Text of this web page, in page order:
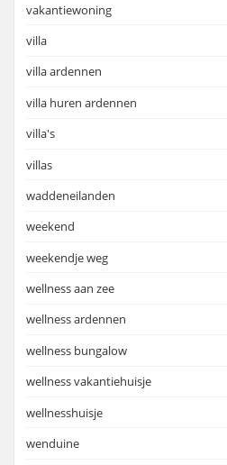
vakantiewoning
villa
villa ardennen
villa huren ardennen
villa's
villas
waddeneilanden
weekend
weekendje weg
wellness aan zee
wellness ardennen
wellness bungalow
wellness vakantiehuisje
wellnesshuisje
wenduine